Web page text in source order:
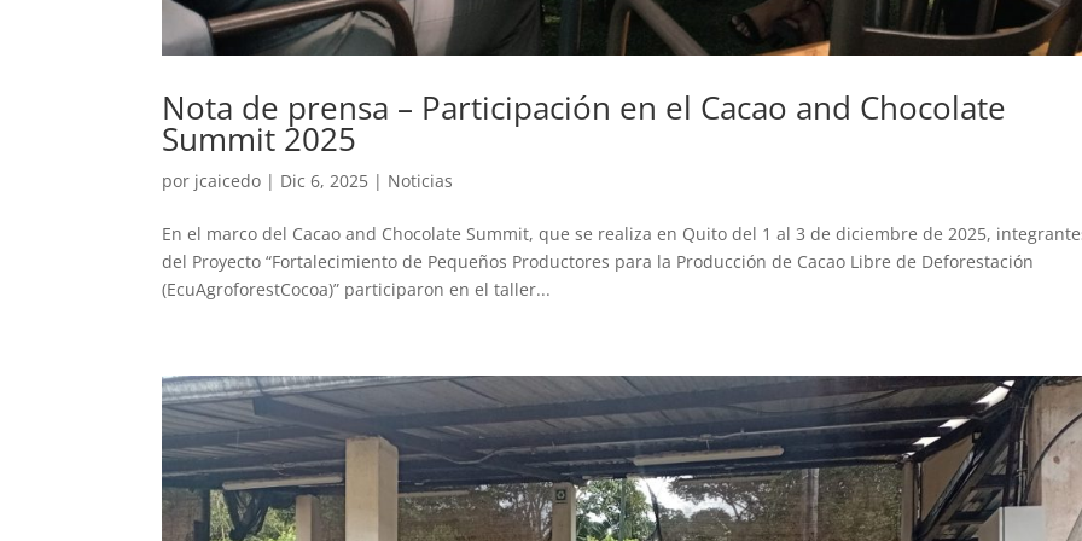
Nota de prensa – Participación en el Cacao and Chocolate
Summit 2025
por jcaicedo | Dic 6, 2025 | Noticias
En el marco del Cacao and Chocolate Summit, que se realiza en Quito del 1 al 3 de diciembre de 2025,
del Proyecto “Fortalecimiento de Pequeños Productores para la Producción de Cacao Libre de Deforestación
(EcuAgroforestCocoa)” participaron en el taller...